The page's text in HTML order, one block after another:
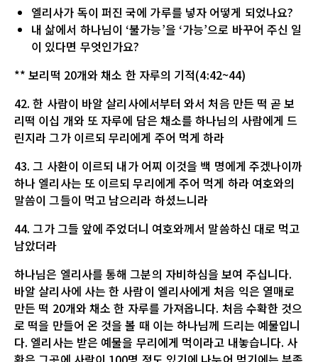
엘리사가 독이 퍼진 국에 가루를 넣자 어떻게 되었나요?
내 삶에서 하나님이 ‘불가능’을 ‘가능’으로 바꾸어 주신 일
이 있다면 무엇인가요?
** 보리떡 20개와 채소 한 자루의 기적(4:42~44)
42. 한 사람이 바알 살리사에서부터 와서 처음 만든 떡 곧 보
리떡 이십 개와 또 자루에 담은 채소를 하나님의 사람에게 드
린지라 그가 이르되 무리에게 주어 먹게 하라
43. 그 사환이 이르되 내가 어찌 이것을 백 명에게 주겠나이까
하나 엘리사는 또 이르되 무리에게 주어 먹게 하라 여호와의
말씀이 그들이 먹고 남으리라 하셨느니라
44. 그가 그들 앞에 주었더니 여호와께서 말씀하신 대로 먹고
남았더라
하나님은 엘리사를 통해 그분의 자비하심을 보여 주십니다.
바알 살리사에 사는 한 사람이 엘리사에게 처음 익은 열매로
만든 떡 20개와 채소 한 자루를 가져옵니다. 처음 수확한 것으
로 떡을 만들어 온 것을 볼 때 이는 하나님께 드리는 예물입니
다. 엘리사는 받은 예물을 무리에게 먹이라고 내놓습니다. 사